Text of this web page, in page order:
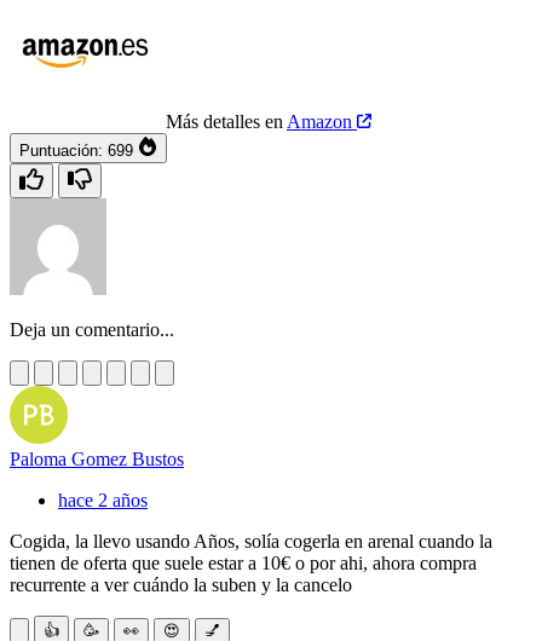
Más detalles en Amazon
Puntuación: 699
Deja un comentario...
Paloma Gomez Bustos
hace 2 años
Cogida, la llevo usando Años, solía cogerla en arenal cuando la
tienen de oferta que suele estar a 10€ o por ahi, ahora compra
recurrente a ver cuándo la suben y la cancelo
👍 🥳 👀 😍 💅